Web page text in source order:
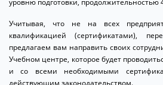
уровню подготовки, продолжительностью
Учитывая, что не на всех
квалификацией (сертификатами),
предлагаем вам направить своих
Учебном центре, которое будет
и со всеми необходимыми
действующим законодательством.